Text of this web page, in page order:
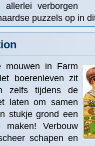
verborgen
puzzels op in
mouwen in Farm
boerenleven zit
zelfs tijdens de
laten om samen
stukje grond een
Verbouw
schapen en